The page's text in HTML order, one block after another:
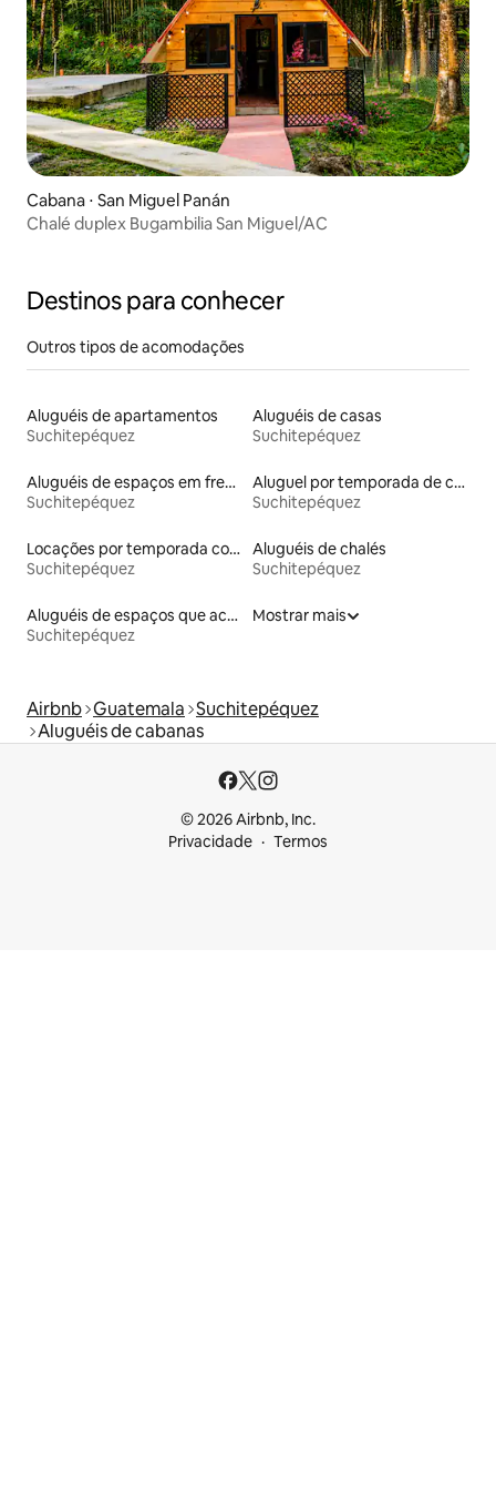
Cabana ⋅ San Miguel Panán
Chalé duplex Bugambilia San Miguel/AC
Destinos para conhecer
Outros tipos de acomodações
Aluguéis de apartamentos
Suchitepéquez
Aluguéis de casas
Suchitepéquez
Aluguéis de espaços em frente à praia
Suchitepéquez
Aluguel por temporada de casas de hóspedes
Suchitepéquez
Locações por temporada com piscina
Suchitepéquez
Aluguéis de chalés
Suchitepéquez
Aluguéis de espaços que aceitam animais de estimação
Suchitepéquez
Mostrar mais
Airbnb Guatemala Suchitepéquez
Aluguéis de cabanas
© 2026 Airbnb, Inc.
Privacidade
Termos